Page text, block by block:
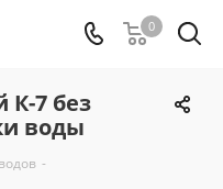
0
К-7 без
воды
-